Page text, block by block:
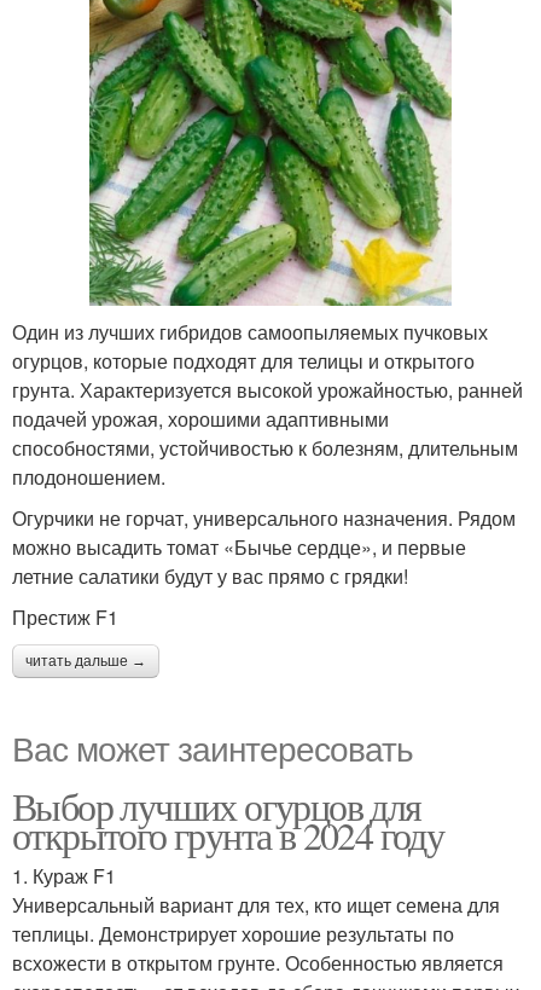
Один из лучших гибридов самоопыляемых пучковых
огурцов, которые подходят для телицы и открытого
грунта. Характеризуется высокой урожайностью, ранней
подачей урожая, хорошими адаптивными
способностями, устойчивостью к болезням, длительным
плодоношением.
Огурчики не горчат, универсального назначения. Рядом
можно высадить томат «Бычье сердце», и первые
летние салатики будут у вас прямо с грядки!
Престиж F1
читать дальше →
Вас может заинтересовать
Выбор лучших огурцов для
открытого грунта в 2024 году
1. Кураж F1
Универсальный вариант для тех, кто ищет семена для
теплицы. Демонстрирует хорошие результаты по
всхожести в открытом грунте. Особенностью является